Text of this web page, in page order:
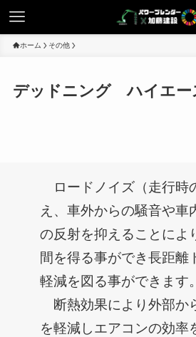
ホーム その他
デッドニング ハイエー
ロードノイズ（走行時
え、車外からの騒音や車
の反射を抑えることによ
間を得る事ができ長距離
軽減を図る事ができます。
断熱効果により外部か
を軽減しエアコンの効率